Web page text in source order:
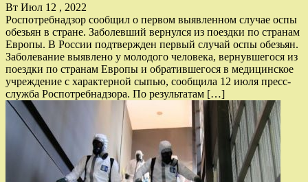
Вт Июл 12 , 2022
Роспотребнадзор сообщил о первом выявленном случае оспы
обезьян в стране. Заболевший вернулся из поездки по странам
Европы. В России подтвержден первый случай оспы обезьян.
Заболевание выявлено у молодого человека, вернувшегося из
поездки по странам Европы и обратившегося в медицинское
учреждение с характерной сыпью, сообщила 12 июля пресс-
служба Роспотребнадзора. По результатам […]